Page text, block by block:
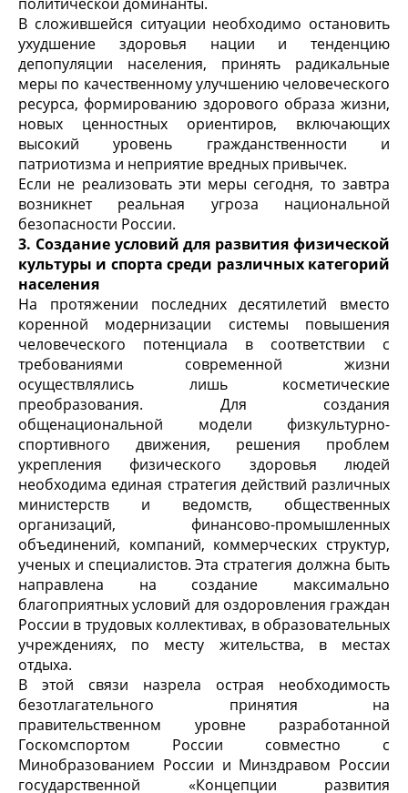
В сложившейся ситуации необходимо остановить
ухудшение здоровья нации и тенденцию
депопуляции населения, принять радикальные
меры по качественному улучшению человеческого
ресурса, формированию здорового образа жизни,
новых ценностных ориентиров, включающих
высокий уровень гражданственности и
патриотизма и неприятие вредных привычек.
Если не реализовать эти меры сегодня, то завтра
возникнет реальная угроза национальной
безопасности России.
3. Создание условий для развития физической
культуры и спорта среди различных категорий
населения
На протяжении последних десятилетий вместо
коренной модернизации системы повышения
человеческого потенциала в соответствии с
требованиями современной жизни
осуществлялись лишь косметические
преобразования. Для создания
общенациональной модели физкультурно-
спортивного движения, решения проблем
укрепления физического здоровья людей
необходима единая стратегия действий различных
министерств и ведомств, общественных
организаций, финансово-промышленных
объединений, компаний, коммерческих структур,
ученых и специалистов. Эта стратегия должна быть
направлена на создание максимально
благоприятных условий для оздоровления граждан
России в трудовых коллективах, в образовательных
учреждениях, по месту жительства, в местах
отдыха.
В этой связи назрела острая необходимость
безотлагательного принятия на
правительственном уровне разработанной
Госкомспортом России совместно с
Минобразованием России и Минздравом России
государственной «Концепции развития